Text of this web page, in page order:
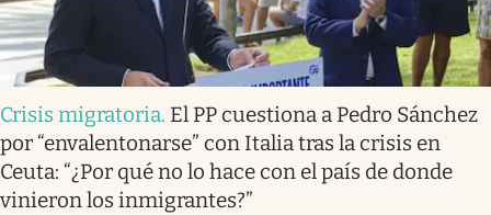
Crisis migratoria. El PP cuestiona a Pedro Sánchez
por “envalentonarse” con Italia tras la crisis en
Ceuta: “¿Por qué no lo hace con el país de donde
vinieron los inmigrantes?”